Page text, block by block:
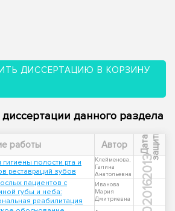
ДИССЕРТАЦИЮ В КОРЗИНУ
данного раздела
работы Автор Д
а
т
а
з
а
щ
и
т ы
полости рта и
реставраций зубов
Клейменова,
Галина
Анатольевна
2013
пациентов с
губы и неба:
реабилитация
Иванова
Мария
Дмитриевна
2016